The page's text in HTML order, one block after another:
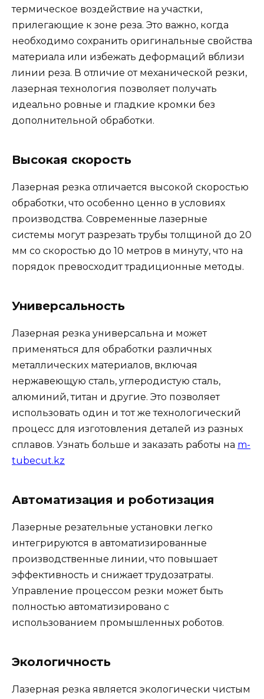
термическое воздействие на участки,
прилегающие к зоне реза. Это важно, когда
необходимо сохранить оригинальные свойства
материала или избежать деформаций вблизи
линии реза. В отличие от механической резки,
лазерная технология позволяет получать
идеально ровные и гладкие кромки без
дополнительной обработки.
Высокая скорость
Лазерная резка отличается высокой скоростью
обработки, что особенно ценно в условиях
производства. Современные лазерные
системы могут разрезать трубы толщиной до 20
мм со скоростью до 10 метров в минуту, что на
порядок превосходит традиционные методы.
Универсальность
Лазерная резка универсальна и может
применяться для обработки различных
металлических материалов, включая
нержавеющую сталь, углеродистую сталь,
алюминий, титан и другие. Это позволяет
использовать один и тот же технологический
процесс для изготовления деталей из разных
сплавов. Узнать больше и заказать работы на m-
tubecut.kz
Автоматизация и роботизация
Лазерные резательные установки легко
интегрируются в автоматизированные
производственные линии, что повышает
эффективность и снижает трудозатраты.
Управление процессом резки может быть
полностью автоматизировано с
использованием промышленных роботов.
Экологичность
Лазерная резка является экологически чистым